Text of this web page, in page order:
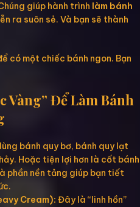
giúp hành trình làm bánh
ra suôn sẻ. Và bạn sẽ thành
có một chiếc bánh ngon. Bạn
Vàng” Để Làm Bánh
bánh quy bơ, bánh quy lạt
Hoặc tiện lợi hơn là cốt bánh
phần nền tảng giúp bạn tiết
Cream): Đây là “linh hồn”